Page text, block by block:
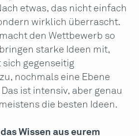
etwas, das nicht einfach
wirklich überrascht.
den Wettbewerb so
starke Ideen mit,
gegenseitig
nochmals eine Ebene
ist intensiv, aber genau
die besten Ideen.
Wissen aus eurem